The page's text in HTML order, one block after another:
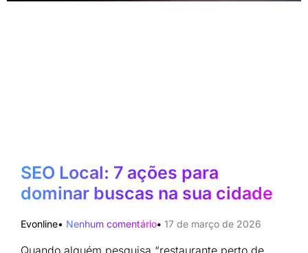
SEO Local: 7 ações para
dominar buscas na sua cidade
Evonline 17 de março de 2026
Nenhum comentário